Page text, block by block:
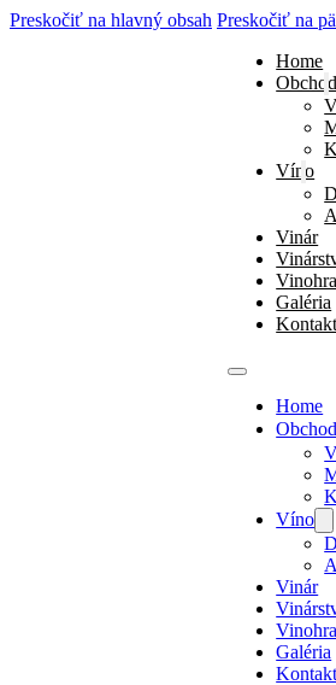
Preskočiť na hlavný obsah Preskočiť na
Home
Obchod
Víno
Vinár
Galéria
Kontakt
Home
Obchod
Víno
Vinár
Galéria
Kontakt